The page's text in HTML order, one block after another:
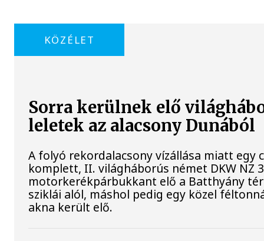
KÖZÉLET
Sorra kerülnek elő
leletek az alacsony Dunából
A folyó rekordalacsony vízállása miatt egy
komplett, II. világháborús német DKW NZ
motorkerékpárbukkant elő a Batthyány
sziklái alól, máshol pedig egy közel
akna került elő.